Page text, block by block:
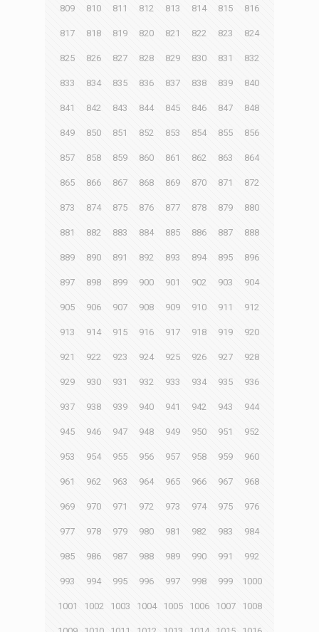
809 810 811 812 813 814 815 816
817 818 819 820 821 822 823 824
825 826 827 828 829 830 831 832
833 834 835 836 837 838 839 840
841 842 843 844 845 846 847 848
849 850 851 852 853 854 855 856
857 858 859 860 861 862 863 864
865 866 867 868 869 870 871 872
873 874 875 876 877 878 879 880
881 882 883 884 885 886 887 888
889 890 891 892 893 894 895 896
897 898 899 900 901 902 903 904
905 906 907 908 909 910 911 912
913 914 915 916 917 918 919 920
921 922 923 924 925 926 927 928
929 930 931 932 933 934 935 936
937 938 939 940 941 942 943 944
945 946 947 948 949 950 951 952
953 954 955 956 957 958 959 960
961 962 963 964 965 966 967 968
969 970 971 972 973 974 975 976
977 978 979 980 981 982 983 984
985 986 987 988 989 990 991 992
993 994 995 996 997 998 999 1000
1001 1002 1003 1004 1005 1006 1007 1008